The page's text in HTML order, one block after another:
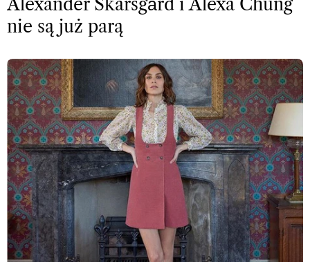
Alexander Skarsgård i Alexa Chung
nie są już parą